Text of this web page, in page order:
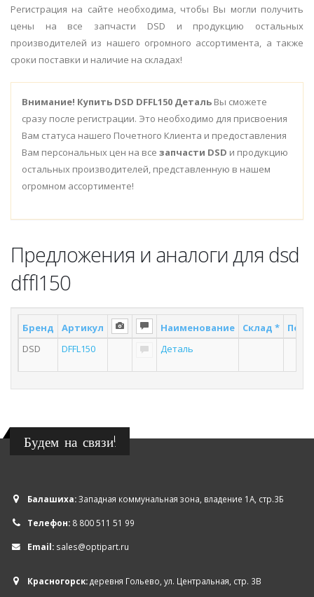
Регистрация на сайте необходима, чтобы Вы могли получить
цены на все запчасти DSD и продукцию остальных
производителей из нашего огромного ассортимента, а также
сроки поставки и наличие на складах!
Внимание! Купить DSD DFFL150 Деталь Вы сможете
сразу после регистрации. Это необходимо для присвоения
Вам статуса нашего Почетного Клиента и предоставления
Вам персональных цен на все запчасти DSD и продукцию
остальных производителей, представленную в нашем
огромном ассортименте!
Предложения и аналоги для dsd
dffl150
Бренд Артикул Наименование Склад *
DSD
DFFL150 Деталь
Будем на связи!
Балашиха:Западная коммунальная зона, владение 1А, стр.3Б
Телефон: 8 800 511 51 99
Email: sales@optipart.ru
Красногорск:деревня Гольево, ул. Центральная, стр. 3В